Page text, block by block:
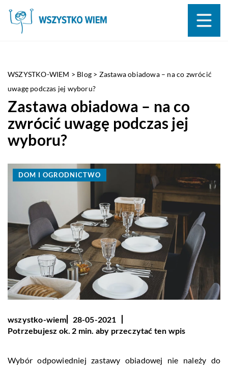
WSZYSTKO-WIEM > Blog > Zastawa obiadowa – na co zwrócić
uwagę podczas jej wyboru?
Zastawa obiadowa – na co
zwrócić uwagę podczas jej
wyboru?
DOM I OGRODNICTWO
wszystko-wiem
28-05-2021
Potrzebujesz ok. 2 min. aby przeczytać ten wpis
Wybór odpowiedniej zastawy obiadowej nie należy do